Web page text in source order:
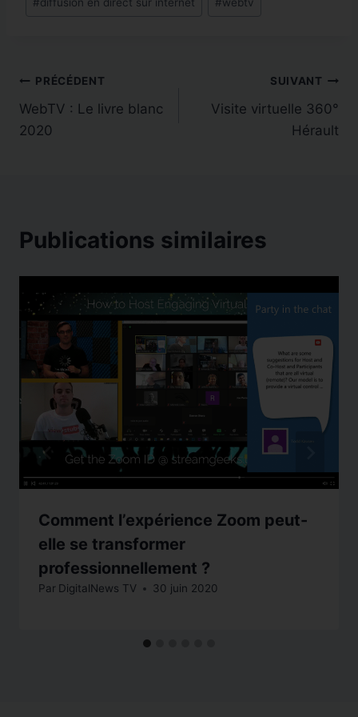
#diffusion en direct sur internet #webtv
Navigation
de
PRÉCÉDENT
WebTV : Le livre blanc
2020
SUIVANT
Visite virtuelle 360°
Hérault
Publications similaires
Comment l’expérience Zoom peut-
elle se transformer
professionnellement ?
Par DigitalNews TV 30 juin 2020